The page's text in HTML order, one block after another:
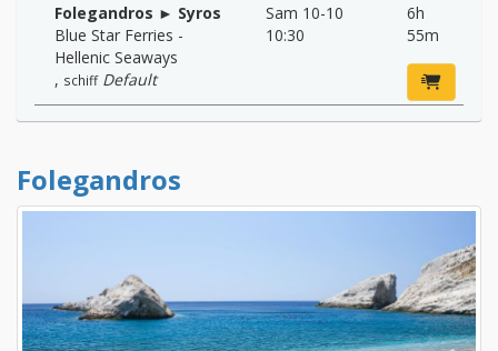
Folegandros ► Syros
Blue Star Ferries -
Hellenic Seaways
, schiff Default
Sam 10-10
10:30
6h
55m
Folegandros